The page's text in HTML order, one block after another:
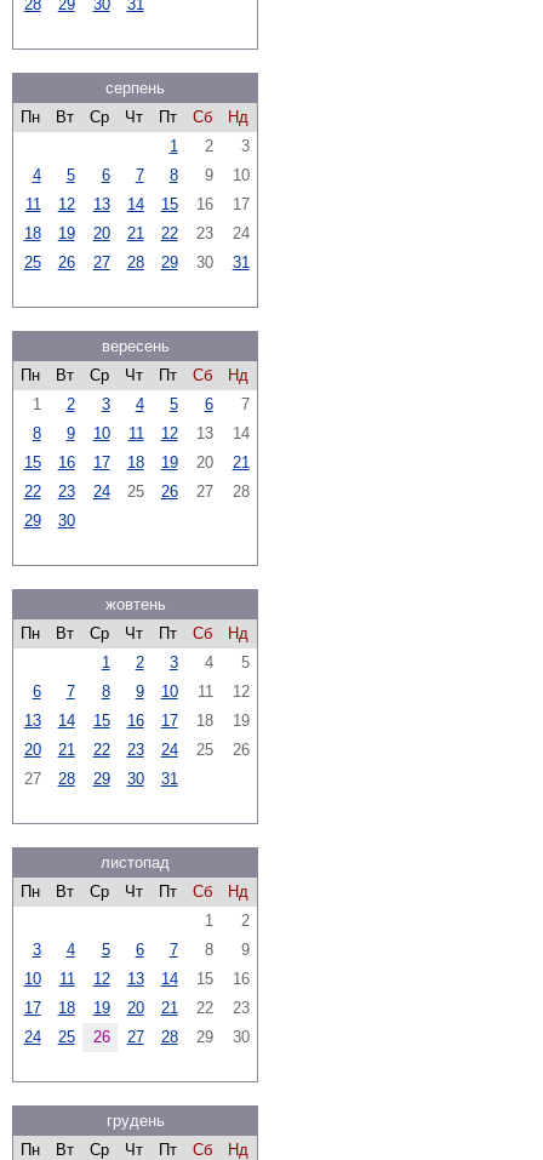
28 29 30 31
серпень
Пн
Вт Ср Чт Пт Сб
Нд
1
2
3
4
5 6 7 8 9
10
11
12 13 14 15 16
17
18
19 20 21 22 23
24
25
26 27 28 29 30 31
вересень
Пн
Вт Ср Чт Пт Сб
Нд
1
2 3 4 5 6
7
8
9 10 11 12 13
14
15
16 17 18 19 20
21
22
23 24 25 26 27
28
29
30
жовтень
Пн
Вт Ср Чт Пт Сб
Нд
1
2 3 4
5
6
7 8 9 10 11
12
13
14 15 16 17 18
19
20
21 22 23 24 25
26
27
28 29 30 31
листопад
Пн
Вт Ср Чт Пт Сб
Нд
1
2
3
4 5 6 7 8
9
10
11 12 13 14 15
16
17
18 19 20 21 22
23
24
25 26 27 28 29 30
грудень
Пн
Вт Ср Чт Пт Сб
Нд